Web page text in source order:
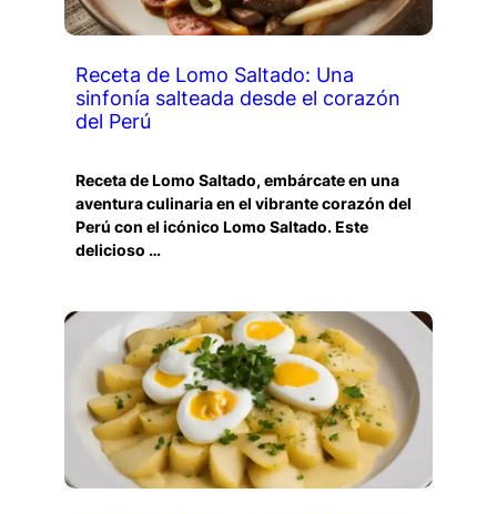
Receta de Lomo Saltado: Una
sinfonía salteada desde el corazón
del Perú
Receta de Lomo Saltado, embárcate en una
aventura culinaria en el vibrante corazón del
Perú con el icónico Lomo Saltado. Este
delicioso …